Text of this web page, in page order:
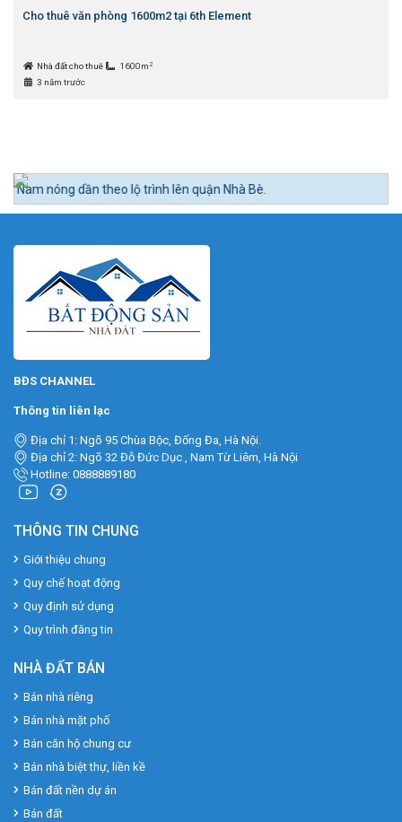
Cho thuê văn phòng 1600m2 tại 6th Element
Nhà đất cho thuê 1600m 2
3 năm trước
theo lộ trình lên quận Nhà Bè.
BĐS CHANNEL
Thông tin liên lạc
Địa chỉ 1: Ngõ 95 Chùa Bộc, Đống Đa, Hà Nội.
Địa chỉ 2: Ngõ 32 Đỗ Đức Dục , Nam Từ Liêm, Hà Nội
Hotline: 0888889180
THÔNG TIN CHUNG
Giới thiệu chung
Quy chế hoạt động
Quy định sử dụng
Quy trình đăng tin
NHÀ ĐẤT BÁN
Bán nhà riêng
Bán nhà mặt phố
Bán căn hộ chung cư
Bán nhà biệt thự, liền kề
Bán đất nền dự án
Bán đất